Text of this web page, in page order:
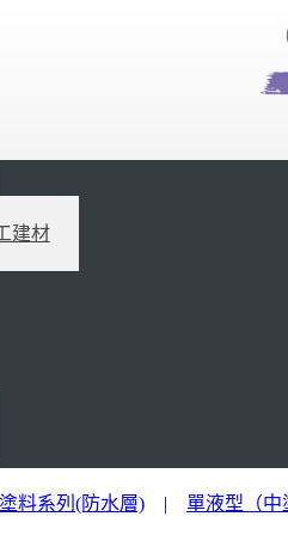
建材
料系列(防水層) | 單液型（中